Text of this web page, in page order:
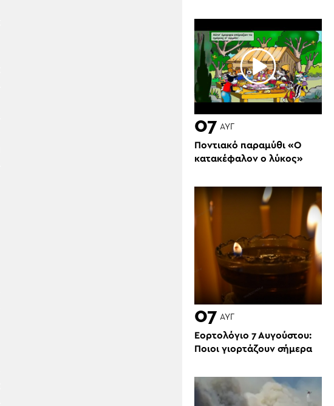
07 ΑΥΓ
Ποντιακό παραμύθι «Ο
κατακέφαλον ο λύκος»
07 ΑΥΓ
Εορτολόγιο 7 Αυγούστου:
Ποιοι γιορτάζουν σήμερα